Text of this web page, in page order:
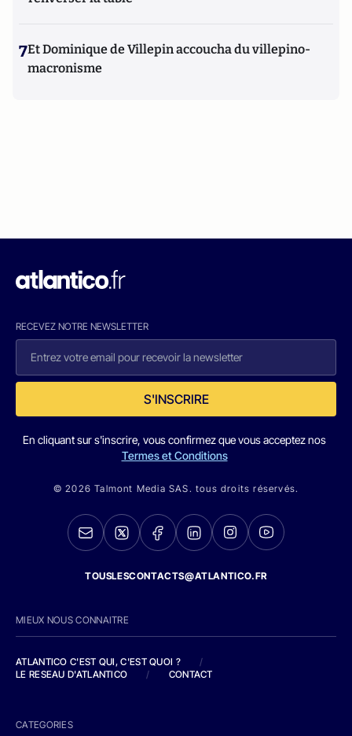
7Et Dominique de Villepin accoucha du villepino-
macronisme
RECEVEZ NOTRE NEWSLETTER
S'INSCRIRE
En cliquant sur s'inscrire, vous confirmez que vous acceptez nos
Termes et Conditions
© 2026 Talmont Media SAS. tous droits réservés.
TOUSLESCONTACTS@ATLANTICO.FR
MIEUX NOUS CONNAITRE
ATLANTICO C'EST QUI, C'EST QUOI ?
/
LE RESEAU D'ATLANTICO
/ CONTACT
CATEGORIES